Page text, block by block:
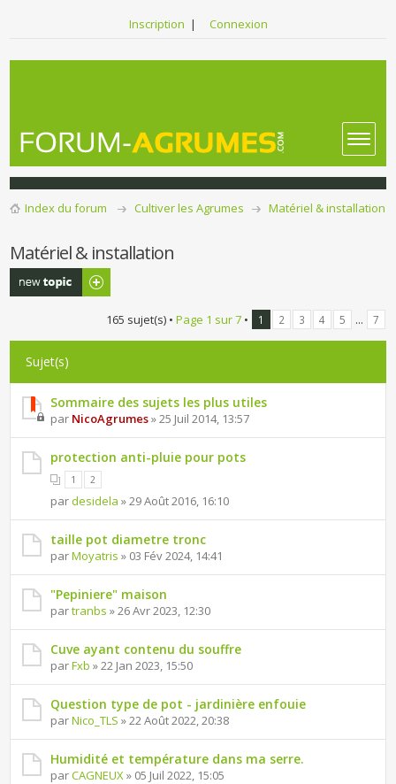
Inscription | Connexion
Index du forum Cultiver les Agrumes Matériel & installation
Matériel & installation
Publier un
nouveau sujet
165 sujet(s) • Page 1 sur7• 1 2 3 4 5 ... 7
Sujet(s)
Sommaire des sujets les plus utiles
par NicoAgrumes» 25 Juil 2014, 13:57
protection anti-pluie pour pots
1 2
pardesidela » 29 Août 2016, 16:10
taille pot diametre tronc
parMoyatris » 03 Fév 2024, 14:41
"Pepiniere" maison
partranbs » 26 Avr 2023, 12:30
Cuve ayant contenu du souffre
parFxb » 22 Jan 2023, 15:50
Question type de pot - jardinière enfouie
parNico_TLS » 22 Août 2022, 20:38
Humidité et température dans ma serre.
parCAGNEUX» 05 Juil 2022, 15:05